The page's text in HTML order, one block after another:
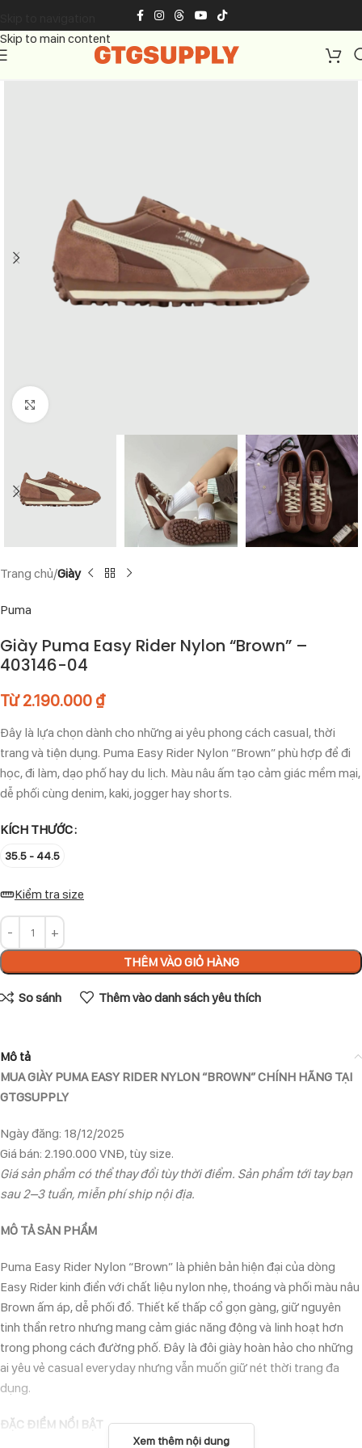
Skip to main content
Click to enlarge
Trang chủ Giày
Puma
Giày Puma Easy Rider Nylon “Brown” –
403146-04
Từ2.190.000 ₫
Đây là lựa chọn dành cho những ai yêu phong cách casual, thời
trang và tiện dụng. Puma Easy Rider Nylon “Brown” phù hợp để đi
học, đi làm, dạo phố hay du lịch. Màu nâu ấm tạo cảm giác mềm mại,
dễ phối cùng denim, kaki, jogger hay shorts.
KÍCH THƯỚC
35.5 - 44.5
Kiểm tra size
THÊM VÀO GIỎ HÀNG
So sánh Thêm vào danh sách yêu thích
Mô tả
MUA GIÀY PUMA EASY RIDER NYLON “BROWN” CHÍNH HÃNG TẠI
GTGSUPPLY
Ngày đăng: 18/12/2025
Giá bán: 2.190.000 VNĐ, tùy size.
Giá sản phẩm có thể thay đổi tùy thời điểm. Sản phẩm tới tay bạn
sau 2–3 tuần, miễn phí ship nội địa.
MÔ TẢ SẢN PHẨM
Puma Easy Rider Nylon “Brown” là phiên bản hiện đại của dòng
Easy Rider kinh điển với chất liệu nylon nhẹ, thoáng và phối màu nâu
Brown ấm áp, dễ phối đồ. Thiết kế thấp cổ gọn gàng, giữ nguyên
tinh thần retro nhưng mang cảm giác năng động và linh hoạt hơn
trong phong cách đường phố. Đây là đôi giày hoàn hảo cho những
ai yêu vẻ casual everyday nhưng vẫn muốn giữ nét thời trang đa
dụng.
ĐẶC ĐIỂM NỔI BẬT
Xem thêm nội dung